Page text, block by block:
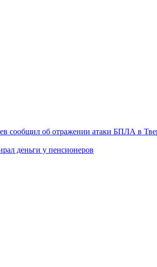
сообщил об отражении атаки БПЛА в
деньги у пенсионеров